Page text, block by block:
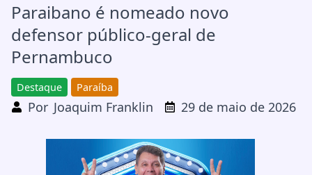
Paraibano é nomeado novo
defensor público-geral de
Pernambuco
Destaque Paraíba
Por Joaquim Franklin 29 de maio de 2026